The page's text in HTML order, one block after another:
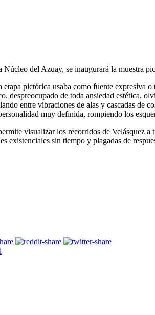
del Azuay, se inaugurará la muestra
pictórica usaba como fuente
despreocupado de toda ansiedad estética,
entre vibraciones de alas y cascadas
muy definida, rompiendo los
visualizar los recorridos de Velásquez
existenciales sin tiempo y plagadas de